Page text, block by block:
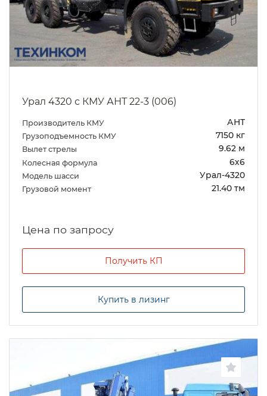
Урал 4320 с КМУ АНТ 22-3 (006)
Производитель КМУ АНТ
Грузоподъемность КМУ 7150 кг
Вылет стрелы 9.62 м
Колесная формула 6х6
Модель шасси Урал-4320
Грузовой момент 21.40 тм
Цена по запросу
Получить КП
Купить в лизинг